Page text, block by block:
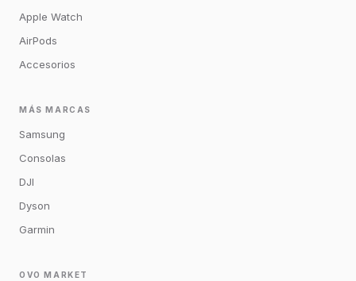
Apple Watch
AirPods
Accesorios
MÁS MARCAS
Samsung
Consolas
DJI
Dyson
Garmin
OVO MARKET